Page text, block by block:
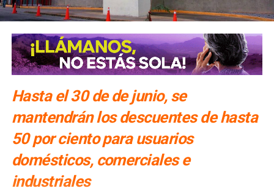
Hasta el 30 de de junio, se
mantendrán los descuentes de hasta
50 por ciento para usuarios
domésticos, comerciales e
industriales